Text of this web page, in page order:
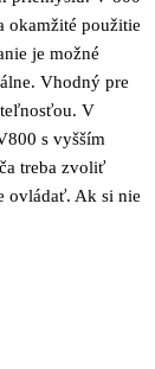
okamžité použitie
je možné
Vhodný pre
V
s vyšším
treba zvoliť
ovládať. Ak si nie